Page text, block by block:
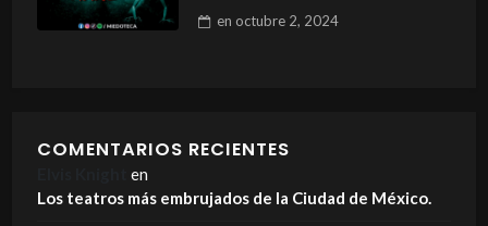
en octubre 2, 2024
COMENTARIOS RECIENTES
en
Los teatros más embrujados de la Ciudad de México.